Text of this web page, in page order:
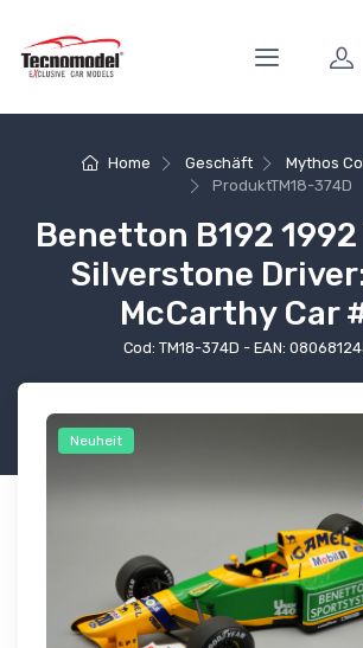
Home Geschäft
Mythos
ProduktTM18-374D
Benetton B192
Silverstone
McCarthy Car
Cod: TM18-374D - EAN:
Neuheit